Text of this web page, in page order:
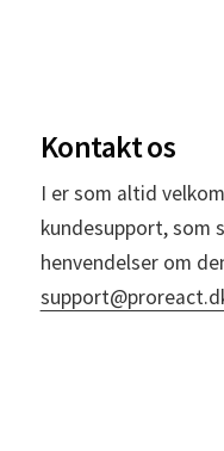
Kontakt os
I er som altid
kundesupport, som
henvendelser om